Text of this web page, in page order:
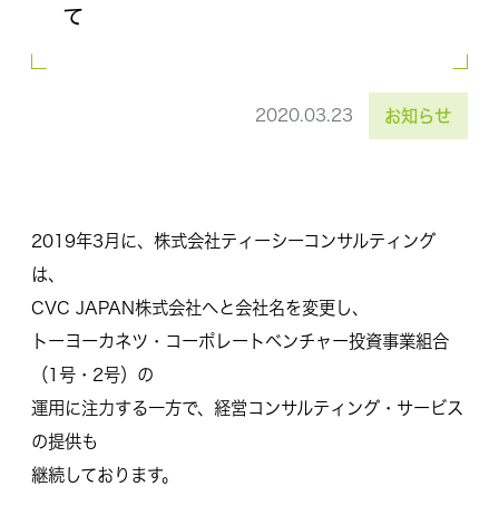
て
2020.03.23 お知らせ
2019年3月に、株式会社ティーシーコンサルティング
は、
CVC JAPAN株式会社へと会社名を変更し、
トーヨーカネツ・コーポレートベンチャー投資事業組合
（1号・2号）の
運用に注力する一方で、経営コンサルティング・サービス
の提供も
継続しております。